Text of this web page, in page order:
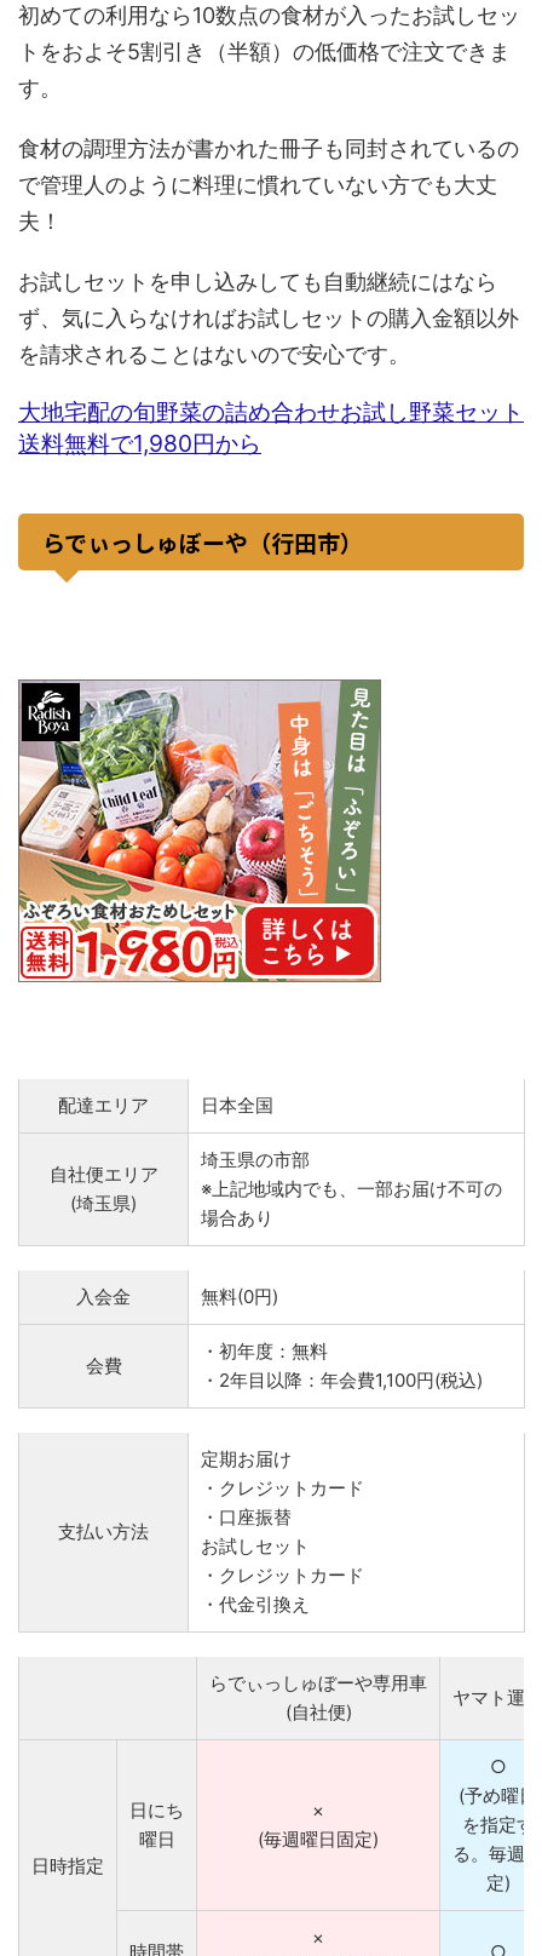
初めての利用なら10数点の食材が入ったお試しセッ
トをおよそ5割引き（半額）の低価格で注文できま
す。
食材の調理方法が書かれた冊子も同封されているの
で管理人のように料理に慣れていない方でも大丈
夫！
お試しセットを申し込みしても自動継続にはなら
ず、気に入らなければお試しセットの購入金額以外
を請求されることはないので安心です。
大地宅配の旬野菜の詰め合わせお試し野菜セット
送料無料で1,980円から
らでぃっしゅぼーや（行田市）
配達エリア 日本全国
自社便エリア
(埼玉県)
埼玉県の市部
※上記地域内でも、一部お届け不可の
場合あり
入会金 無料(0円)
会費
・初年度：無料
・2年目以降：年会費1,100円(税込)
支払い方法
定期お届け
・クレジットカード
・口座振替
お試しセット
・クレジットカード
・代金引換え
らでぃっしゅぼーや専用車
(自社便)
ヤマト運輸
日時指定
日にち
曜日
×
(毎週曜日固定)
○
(予め曜日
を指定す
る。毎週固
定)
×